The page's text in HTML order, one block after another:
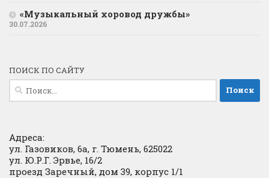
«Музыкальный хоровод дружбы»
30.07.2026
ПОИСК ПО САЙТУ
Найти:
Адреса:
ул. Газовиков, 6а, г. Тюмень, 625022
ул. Ю.Р.Г. Эрвье, 16/2
проезд Заречный, дом 39, корпус 1/1